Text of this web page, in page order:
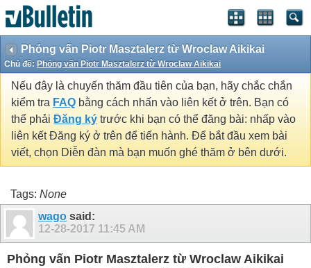
Phỏng vấn Piotr Masztalerz từ Wroclaw Aikikai
Chủ đề: Phỏng vấn Piotr Masztalerz từ Wroclaw Aikikai
Nếu đây là chuyến thăm đầu tiên của bạn, hãy chắc chắn
kiểm tra FAQ bằng cách nhấn vào liên kết ở trên. Bạn có
thể phải Đăng ký trước khi bạn có thể đăng bài: nhấp vào
liên kết Đăng ký ở trên để tiến hành. Để bắt đầu xem bài
viết, chọn Diễn đàn mà bạn muốn ghé thăm ở bên dưới.
Tags: None
wago said:
12-28-2017 11:45 AM
Phỏng vấn Piotr Masztalerz từ Wroclaw Aikikai